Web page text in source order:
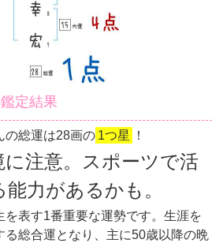
定結果
の総運は28画の 1つ星 ！
に注意。スポーツで活
力があるかも。
を表す1番重要な運勢です。生涯を
る総合運となり、主に50歳以降の晩